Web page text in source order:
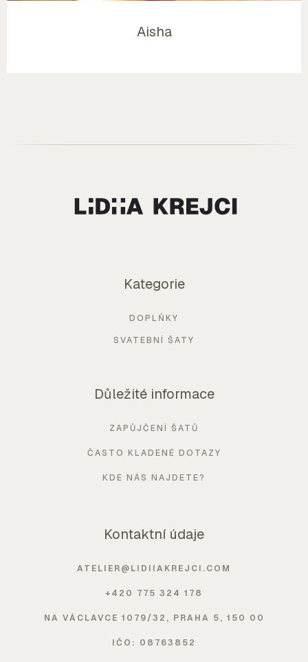
Aisha
Kategorie
DOPLŇKY
SVATEBNÍ ŠATY
Důležité informace
ZAPŮJČENÍ ŠATŮ
ČASTO KLADENÉ DOTAZY
KDE NÁS NAJDETE?
Kontaktní údaje
ATELIER@LIDIIAKREJCI.COM
+420 775 324 178
NA VÁCLAVCE 1079/32, PRAHA 5, 150 00
IČO: 08763852